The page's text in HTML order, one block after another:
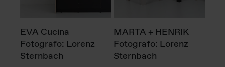
EVA Cucina
Fotografo: Lorenz
Sternbach
MARTA + HENRIK
Fotografo: Lorenz
Sternbach